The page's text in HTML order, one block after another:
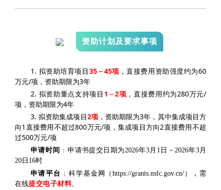
资助计划及要求事项
1. 拟资助培育项目35－45项 ，直接费用资助强度约为60
万元/项 ，资助期限为3年
2. 拟资助重点支持项目 1－2项 ，直接费用约为280万元/
项 ，资助期限为4年
3. 拟资助集成项目2项，资助期限为3年，其中集成项目方
向1直接费用不超过800万元/项，集成项目方向2直接费用不超
过500万元/项
申请时间 ：申请书提交日期为2026年3月1日－2026年3月
20日16时
申请平台 ：科学基金网（https://grants.nsfc.gov.cn/），需
在线提交电子材料。